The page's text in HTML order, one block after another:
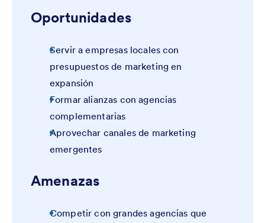
Oportunidades
Servir a empresas locales con
presupuestos de marketing en
expansión
Formar alianzas con agencias
complementarias
Aprovechar canales de marketing
emergentes
Amenazas
Competir con grandes agencias que